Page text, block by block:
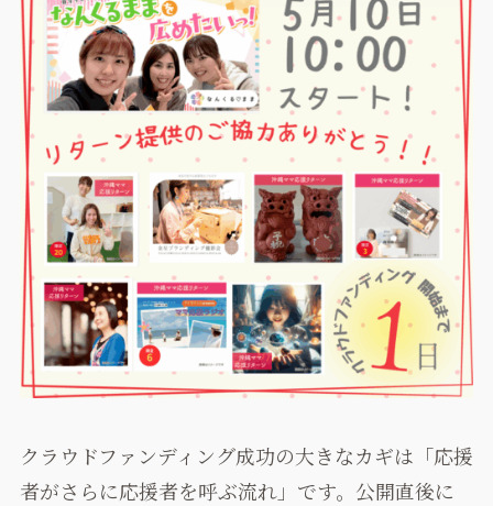
クラウドファンディング成功の大きなカギは「応援
者がさらに応援者を呼ぶ流れ」です。公開直後に